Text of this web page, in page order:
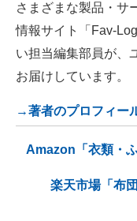
さまざまな製品・サ
情報サイト「Fav-
い担当編集部員が、
お届けしています。
→著者のプロフィー
Amazon「衣類・
楽天市場「布